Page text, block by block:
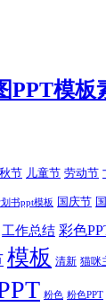
PPT模板
节 儿童节 劳动节
书ppt模板 国庆节
工作总结 彩色
模板 清新 猫咪
粉色 粉色PPT